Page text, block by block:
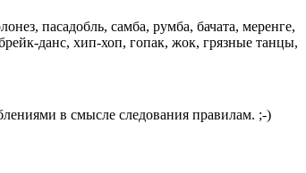
пасадобль, самба, румба, бачата, меренге,
данс, хип-хоп, гопак, жок, грязные танцы,
в смысле следования правилам. ;-)